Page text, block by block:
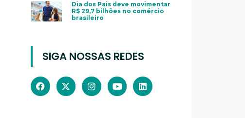
Dia dos Pais deve movimentar
R$ 29,7 bilhões no comércio
brasileiro
SIGA NOSSAS REDES